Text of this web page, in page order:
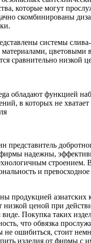
которые могут
скомбинированы
системы
цветовыми
сравнительно низкой
обладают функцией
в которых не хватает
представитель
фирмы надежны,
строением.
и
продукцией азиатских
низкой ценой при
Покупка таких
что обвязка
не ошибиться, стоит
изделия от фирмы с